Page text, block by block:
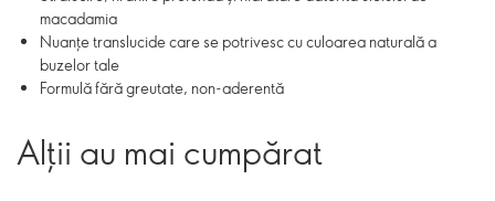
macadamia
Nuanțe translucide care se potrivesc cu culoarea naturală a
buzelor tale
Formulă fără greutate, non-aderentă
Alții au mai cumpărat